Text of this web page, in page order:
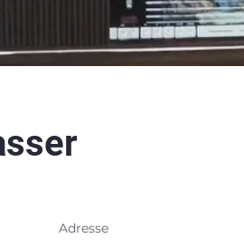
Adresse